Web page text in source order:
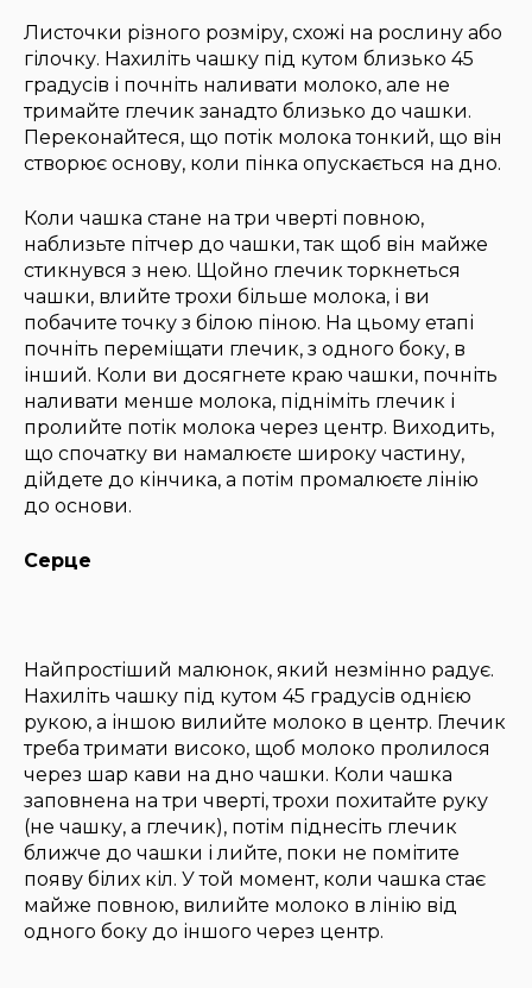
Листочки різного розміру, схожі на рослину або
гілочку. Нахиліть чашку під кутом близько 45
градусів і почніть наливати молоко, але не
тримайте глечик занадто близько до чашки.
Переконайтеся, що потік молока тонкий, що він
створює основу, коли пінка опускається на дно.
Коли чашка стане на три чверті повною,
наблизьте пітчер до чашки, так щоб він майже
стикнувся з нею. Щойно глечик торкнеться
чашки, влийте трохи більше молока, і ви
побачите точку з білою піною. На цьому етапі
почніть переміщати глечик, з одного боку, в
інший. Коли ви досягнете краю чашки, почніть
наливати менше молока, підніміть глечик і
пролийте потік молока через центр. Виходить,
що спочатку ви намалюєте широку частину,
дійдете до кінчика, а потім промалюєте лінію
до основи.
Серце
Найпростіший малюнок, який незмінно радує.
Нахиліть чашку під кутом 45 градусів однією
рукою, а іншою вилийте молоко в центр. Глечик
треба тримати високо, щоб молоко пролилося
через шар кави на дно чашки. Коли чашка
заповнена на три чверті, трохи похитайте руку
(не чашку, а глечик), потім піднесіть глечик
ближче до чашки і лийте, поки не помітите
появу білих кіл. У той момент, коли чашка стає
майже повною, вилийте молоко в лінію від
одного боку до іншого через центр.